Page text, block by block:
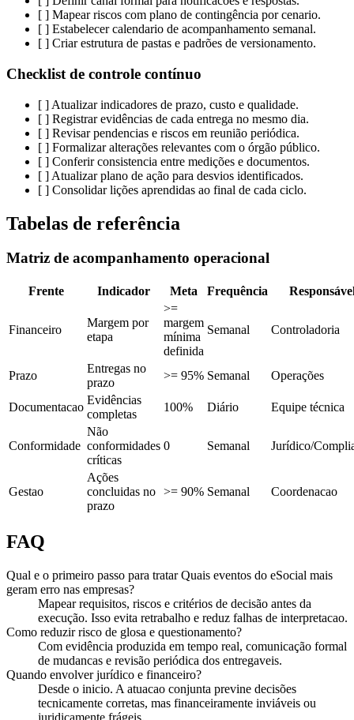
[ ] Mapear riscos com plano de contingência por cenario.
[ ] Estabelecer calendario de acompanhamento semanal.
[ ] Criar estrutura de pastas e padrões de versionamento.
Checklist de controle contínuo
[ ] Atualizar indicadores de prazo, custo e qualidade.
[ ] Registrar evidências de cada entrega no mesmo dia.
[ ] Revisar pendencias e riscos em reunião periódica.
[ ] Formalizar alterações relevantes com o órgão público.
[ ] Conferir consistencia entre medições e documentos.
[ ] Atualizar plano de ação para desvios identificados.
[ ] Consolidar lições aprendidas ao final de cada ciclo.
Tabelas de referência
Matriz de acompanhamento operacional
Frente Indicador Meta Frequência
Financeiro
Margem por
etapa
>=
margem
mínima
definida
Semanal Controladoria
Prazo
Entregas no
prazo
>= 95% Semanal Operações
Documentacao
Evidências
completas
100% Diário Equipe técnica
Conformidade
Não
conformidades
críticas
0 Semanal Jurídico/
Gestao
Ações
concluidas no
prazo
>= 90% Semanal Coordenacao
FAQ
Qual e o primeiro passo para tratar Quais eventos do eSocial mais
geram erro nas empresas?
Mapear requisitos, riscos e critérios de decisão antes da
execução. Isso evita retrabalho e reduz falhas de interpretacao.
Como reduzir risco de glosa e questionamento?
Com evidência produzida em tempo real, comunicação formal
de mudancas e revisão periódica dos entregaveis.
Quando envolver jurídico e financeiro?
Desde o inicio. A atuacao conjunta previne decisões
tecnicamente corretas, mas financeiramente inviáveis ou
juridicamente frágeis.